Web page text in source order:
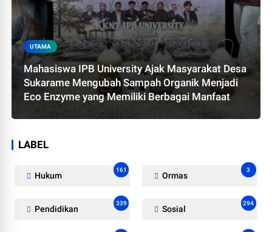
UTAMA
Mahasiswa IPB University Ajak Masyarakat Desa
Sukarame Mengubah Sampah Organik Menjadi
Eco Enzyme yang Memiliki Berbagai Manfaat
LABEL
Hukum
161
Ormas
3
Pendidikan
339
Sosial
294